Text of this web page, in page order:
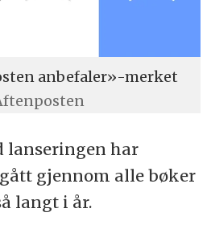
anbefaler»-merket
lanseringen har
gjennom alle bøker
langt i år.